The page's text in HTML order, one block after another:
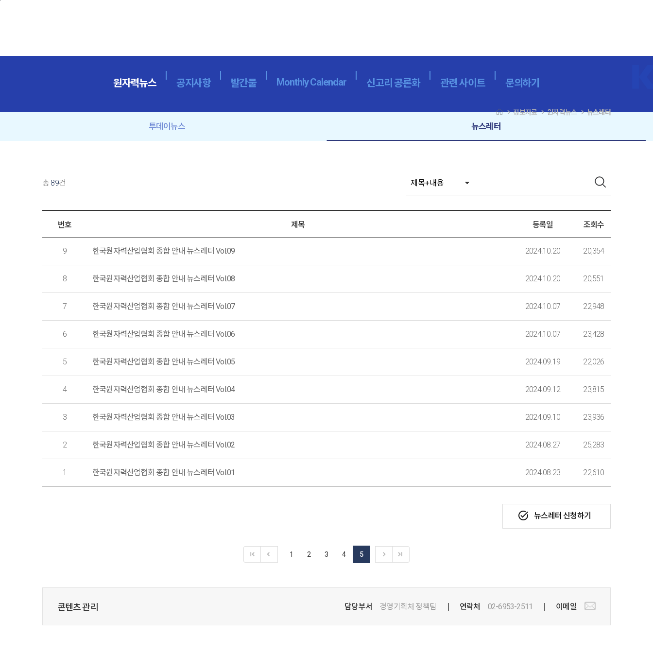
원자력뉴스 공지사항 발간물 Monthly Calendar 신고리 공론화 관련 사이트 문의하기
투데이뉴스 뉴스레터
navigate_next정보자료navigate_next원자력뉴스navigate_next뉴스레터
총 89건
번호 제목 등록일 조회수
9 한국원자력산업협회 종합 안내 뉴스레터 Vol.09 2024.10.20 20,354
8 한국원자력산업협회 종합 안내 뉴스레터 Vol.08 2024.10.20 20,551
7 한국원자력산업협회 종합 안내 뉴스레터 Vol.07 2024.10.07 22,948
6 한국원자력산업협회 종합 안내 뉴스레터 Vol.06 2024.10.07 23,428
5 한국원자력산업협회 종합 안내 뉴스레터 Vol.05 2024.09.19 22,026
4 한국원자력산업협회 종합 안내 뉴스레터 Vol.04 2024.09.12 23,815
3 한국원자력산업협회 종합 안내 뉴스레터 Vol.03 2024.09.10 23,936
2 한국원자력산업협회 종합 안내 뉴스레터 Vol.02 2024.08.27 25,283
1 한국원자력산업협회 종합 안내 뉴스레터 Vol.01 2024.08.23 22,610
task_alt 뉴스레터 신청하기
1 2 3 4 5
콘텐츠 관리 담당부서 경영기획처 정책팀 연락처 02-6953-2511 이메일